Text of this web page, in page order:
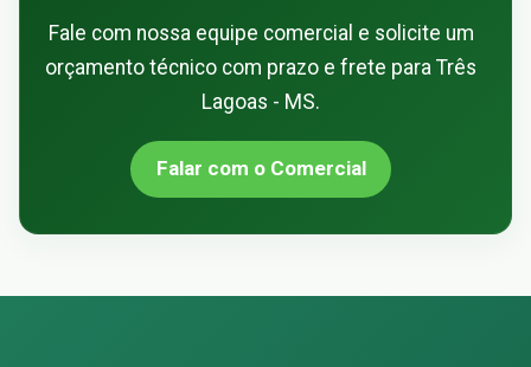
Fale com nossa equipe comercial e solicite um
orçamento técnico com prazo e frete para Três
Lagoas - MS.
Falar com o Comercial